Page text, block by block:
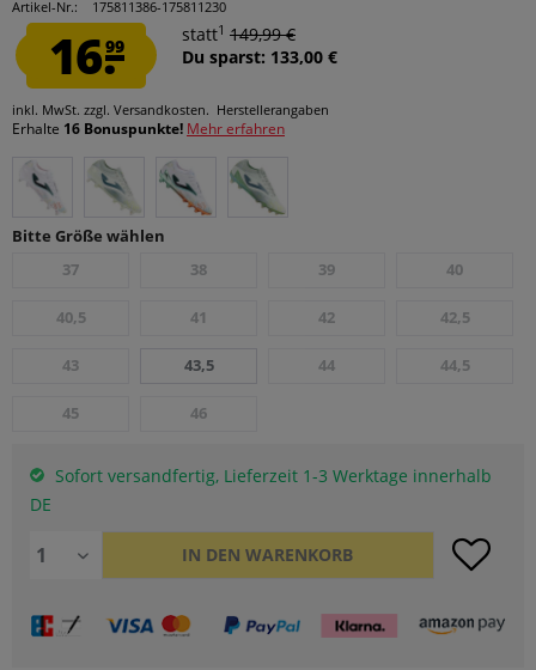
Artikel-Nr.:
175811386-175811230
16.99
statt1 149,99 €
Du sparst: 133,00 €
inkl. MwSt. zzgl. Versandkosten. Herstellerangaben
Erhalte 16 Bonuspunkte! Mehr erfahren
Bitte Größe wählen
37
38 39 40
40,5 41 42 42,5
43 43,5 44 44,5
45 46
Sofort versandfertig, Lieferzeit 1-3 Werktage innerhalb
DE
IN DEN WARENKORB